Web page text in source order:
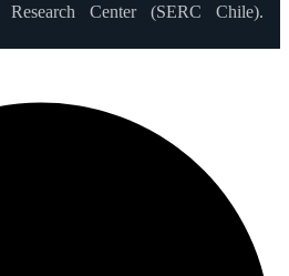
Center (SERC Chile).